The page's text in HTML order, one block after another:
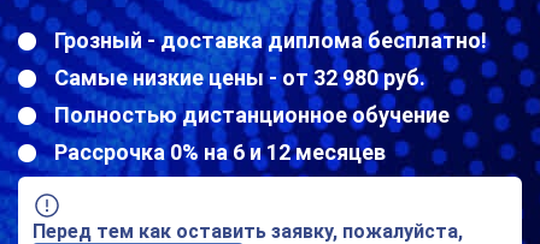
Грозный - доставка диплома бесплатно!
Самые низкие цены - от 32 980 руб.
Полностью дистанционное обучение
Рассрочка 0% на 6 и 12 месяцев
Перед тем как оставить заявку, пожалуйста,